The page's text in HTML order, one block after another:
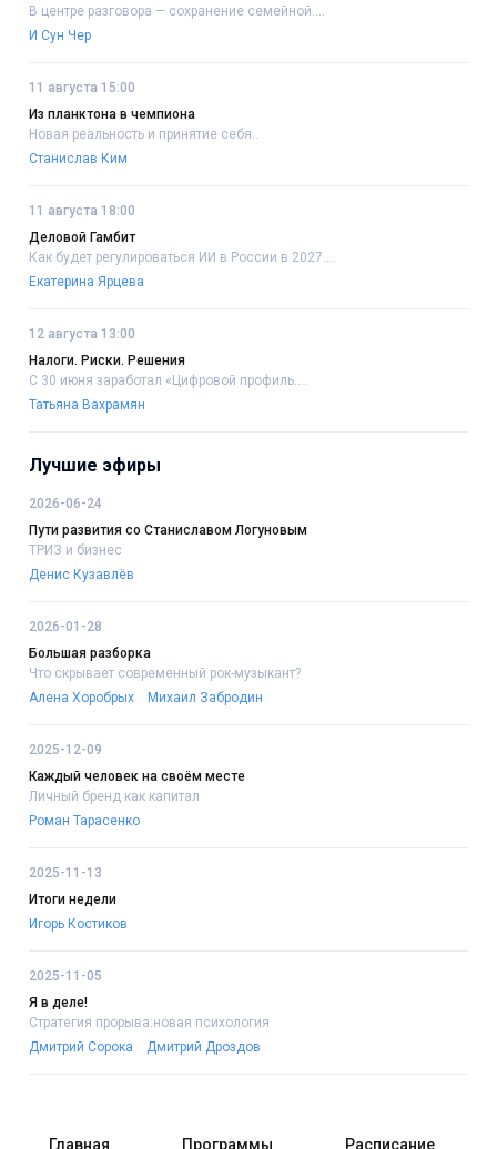
В центре разговора — сохранение семейной....
И Сун Чер
11 августа 15:00
Из планктона в чемпиона
Новая реальность и принятие себя..
Станислав Ким
11 августа 18:00
Деловой Гамбит
Как будет регулироваться ИИ в России в 2027....
Екатерина Ярцева
12 августа 13:00
Налоги. Риски. Решения
С 30 июня заработал «Цифровой профиль....
Татьяна Вахрамян
Лучшие эфиры
2026-06-24
Пути развития со Станиславом Логуновым
ТРИЗ и бизнес
Денис Кузавлёв
2026-01-28
Большая разборка
Что скрывает современный рок-музыкант?
Алена Хоробрых
Михаил Забродин
2025-12-09
Каждый человек на своём месте
Личный бренд как капитал
Роман Тарасенко
2025-11-13
Итоги недели
Игорь Костиков
2025-11-05
Я в деле!
Стратегия прорыва:новая психология
Дмитрий Сорока
Дмитрий Дроздов
Главная Программы Расписание